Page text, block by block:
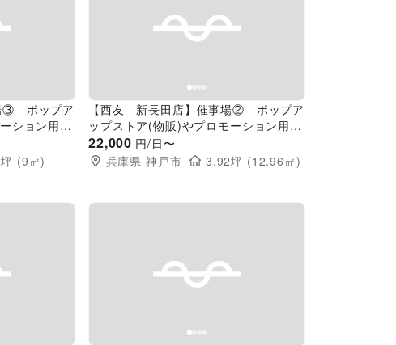
③ ポップア
ション用途
ベントスペ
坪 (9 ㎡)
Previous slide
【西友 新長田店】催事場② ポップア
ップストア(物販)やプロモーション用途
に最適なスーパー店内催事イベントスペ
ース
22,000 円/日〜
兵庫県 神戸市 3.92坪 (12.96 ㎡)
Previous slide